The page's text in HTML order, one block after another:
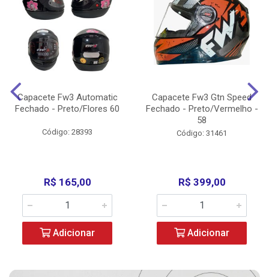
Capacete Fw3 Automatic
Fechado - Preto/Flores 60
Código: 28393
R$ 165,00
Adicionar
Capacete Fw3 Gtn Speed
Fechado - Preto/Vermelho -
58
Código: 31461
R$ 399,00
Adicionar